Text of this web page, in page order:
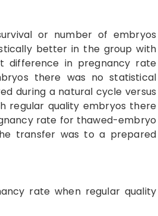
or number of embryos
better in the group with
difference in pregnancy rate
there was no statistical
during a natural cycle versus
regular quality embryos there
rate for thawed-embryo
transfer was to a prepared
rate when regular quality